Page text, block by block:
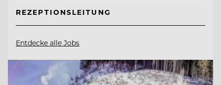
REZEPTIONSLEITUNG
Entdecke alle Jobs